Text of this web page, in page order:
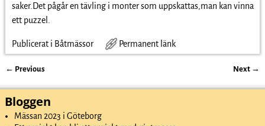
saker.Det pågår en tävling i monter som uppskattas,man kan vinna
ett puzzel.
Publicerat i Båtmässor Permanent länk
← Previous Next →
Bloggen
Mässan 2023 i Göteborg